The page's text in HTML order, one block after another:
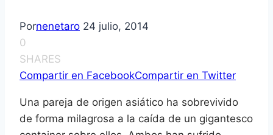
Pornenetaro 24 julio, 2014
0
SHARES
Compartir en FacebookCompartir en Twitter
Una pareja de origen asiático ha sobrevivido
de forma milagrosa a la caída de un gigantesco